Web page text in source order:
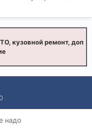
кузовной ремонт, доп
надо